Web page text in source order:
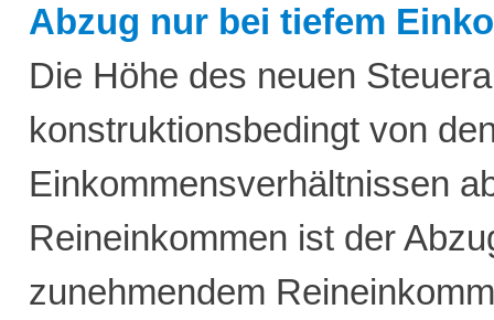
Abzug nur bei tiefem
Die Höhe des neuen
konstruktionsbedingt von
Einkommensverhältnissen
Reineinkommen ist der
zunehmendem